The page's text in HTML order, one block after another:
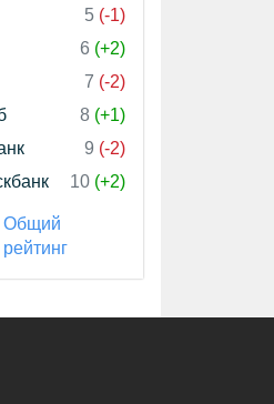
5 (-1)
6 (+2)
7 (-2)
8 (+1)
9 (-2)
10 (+2)
Общий
рейтинг